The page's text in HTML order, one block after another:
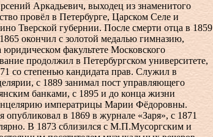
Аркадьевич, выходец из знаменитого
провёл в Петербурге, Царском Селе и
Тверской губернии. После смерти отца в 1859
окончил с золотой медалью гимназию,
юридическом факультете Московского
продолжил в Петербургском университете,
со степенью кандидата прав. Служил в
с 1889 занимал пост управляющего
банками, с 1895 и до конца жизни
императрицы Марии Фёдоровны.
опубликовал в 1869 в журнале «Заря», с 1871
В 1873 сблизился с М.П.Мусоргским и